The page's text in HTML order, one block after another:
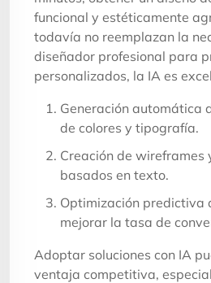
funcional y estéticamente
todavía no reemplazan la
diseñador profesional para
personalizados, la IA es
Generación automática
de colores y tipografía.
Creación de wireframes
basados en texto.
Optimización predictiva
mejorar la tasa de
Adoptar soluciones con IA
ventaja competitiva,